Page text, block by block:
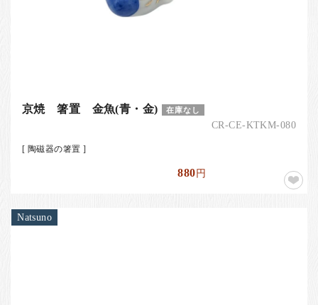
京焼 箸置 金魚(青・金) 在庫なし
CR-CE-KTKM-080
[ 陶磁器の箸置 ]
880円
Natsuno